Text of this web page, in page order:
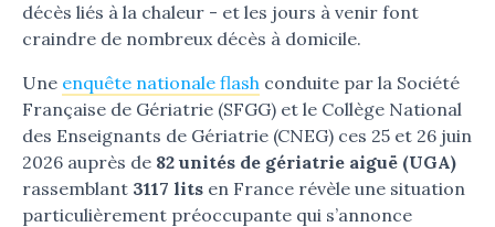
décès liés à la chaleur - et les jours à venir font
craindre de nombreux décès à domicile.
Une enquête nationale flash conduite par la Société
Française de Gériatrie (SFGG) et le Collège National
des Enseignants de Gériatrie (CNEG) ces 25 et 26 juin
2026 auprès de 82 unités de gériatrie aiguë (UGA)
rassemblant 3117 lits en France révèle une situation
particulièrement préoccupante qui s’annonce